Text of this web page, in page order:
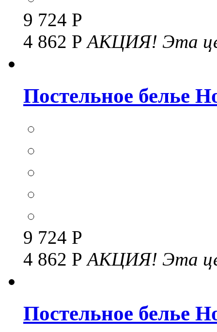
9 724 Р
4 862 РАКЦИЯ! Эта
Постельное белье
9 724 Р
4 862 РАКЦИЯ! Эта
Постельное белье